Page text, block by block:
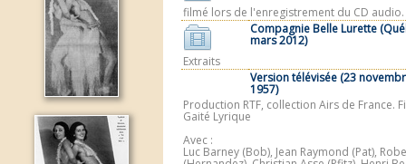
filmé lors de l'enregistrement du CD audio.
Compagnie Belle Lurette
mars 2012)
Extraits
Version télévisée (23
1957)
Production RTF, collection Airs de France.
Gaité Lyrique
Avec :
Luc Barney (Bob), Jean Raymond (Pat),